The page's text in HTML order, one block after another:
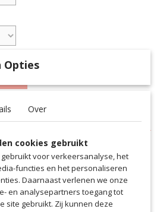
dat je er geweldig uitziet in sport en
zweetafvoerende en ademende
over de hele linie. De polo wordt
en een moderne polokraag met
Opties
Over
cookies gebruikt
voor verkeersanalyse, het
functies en het personaliseren
Daarnaast verlenen we onze
en analysepartners toegang tot
site gebruikt. Zij kunnen deze